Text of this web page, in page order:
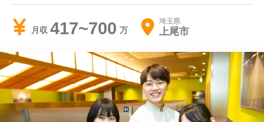
月収 417~700 埼玉県
上尾市